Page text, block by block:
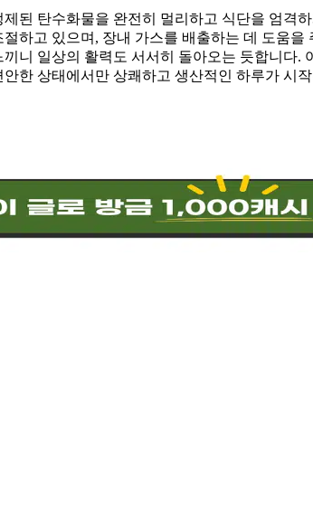
된 탄수화물을 완전히 멀리하고 식단을 엄격
하고 있으며, 장내 가스를 배출하는 데 도움
니 일상의 활력도 서서히 돌아오는 듯합니다
한 상태에서만 상쾌하고 생산적인 하루가 시